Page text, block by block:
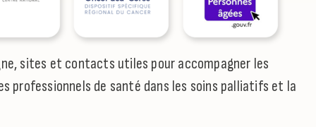
sites et contacts utiles pour accompagner les
professionnels de santé dans les soins palliatifs et la